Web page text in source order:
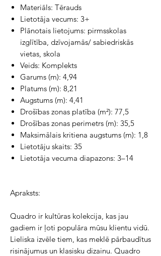
Materiāls: Tērauds
Lietotāja vecums: 3+
Plānotais lietojums: pirmsskolas
izglītība, dzīvojamās/ sabiedriskās
vietas, skola
Veids: Komplekts
Garums (m): 4,94
Platums (m): 8,21
Augstums (m): 4,41
Drošības zonas platība (m²): 77,5
Drošības zonas perimetrs (m): 35,5
Maksimālais kritiena augstums (m): 1,8
Lietotāju skaits: 35
Lietotāja vecuma diapazons: 3–14
Apraksts:
Quadro ir kultūras kolekcija, kas jau
gadiem ir ļoti populāra mūsu klientu vidū.
Lieliska izvēle tiem, kas meklē pārbaudītus
risinājumus un klasisku dizainu. Quadro